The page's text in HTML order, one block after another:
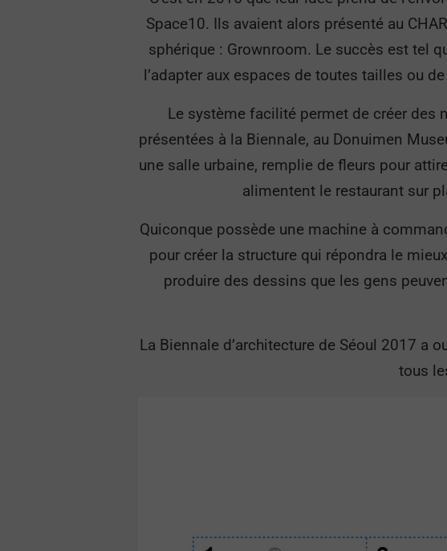
Space10. Ils avaient alors présenté au
sphérique : Grownroom. Le succès est tel
l’adapter aux espaces de toutes tailles ou
Le système facilité permet de créer
présentées à la Biennale, au Donuimen
une salle urbaine, remplie de fleurs pour
alimentent le restaurant sur
Quiconque possède une machine à
pour créer la structure qui répondra le
produire des dessins que les gens
La Biennale d’architecture de Séoul 2017 a
tous